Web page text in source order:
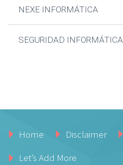
NEXE INFORMÁTICA
SEGURIDAD INFORMÁTICA
Home Disclaimer
Let’s Add More